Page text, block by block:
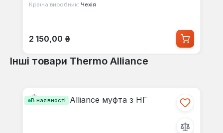
Країна виробник: Чехія
Звичайна ціна:
2 150,00 ₴
Інші товари Thermo Alliance
В наявності